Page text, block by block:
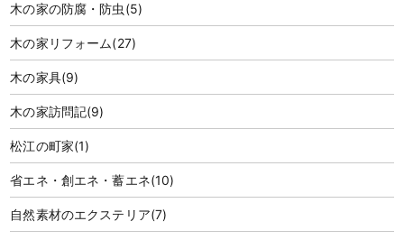
木の家の防腐・防虫 (5)
木の家リフォーム(27)
木の家具(9)
木の家訪問記(9)
松江の町家(1)
省エネ・創エネ・蓄エネ(10)
自然素材のエクステリア(7)